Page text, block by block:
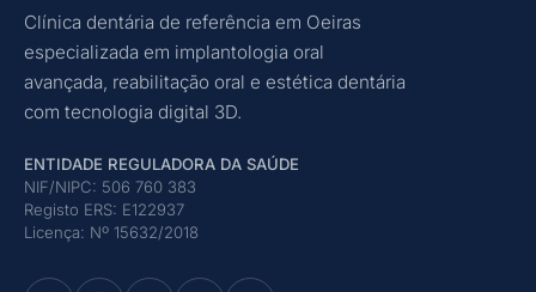
Clínica dentária de referência em Oeiras
especializada em implantologia oral
avançada, reabilitação oral e estética dentária
com tecnologia digital 3D.
ENTIDADE REGULADORA DA SAÚDE
NIF/NIPC: 506 760 383
Registo ERS: E122937
Licença: Nº 15632/2018